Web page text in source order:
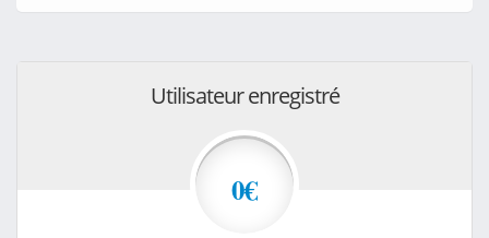
Utilisateur enregistré
0€